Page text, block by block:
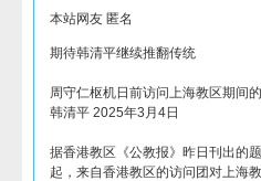
本站网友 匿名
期待韩清平继续推翻传统
周守仁枢机日前访问上海教区期间
韩清平 2025年3月4日
据香港教区《公教报》昨日刊出的
起，来自香港教区的访问团对上海